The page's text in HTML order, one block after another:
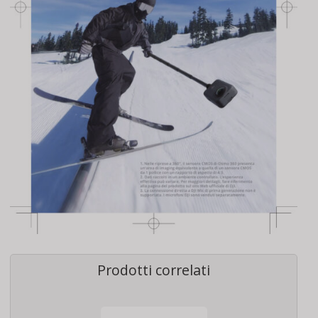
Prodotti correlati